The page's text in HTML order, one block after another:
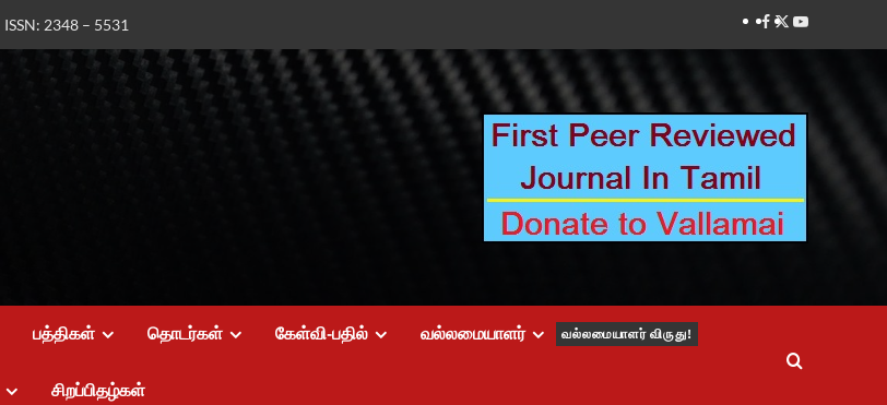
ISSN: 2348 – 5531 Facebook
TwitterYoutube
பத்திகள் தொடர்கள் கேள்வி-பதில் வல்லமையாளர் வல்லமையாளர் விருது!
சிறப்பிதழ்கள்